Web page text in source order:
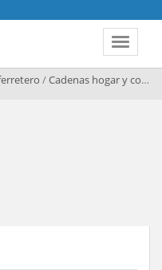
Toggle
/Cadenas hogar y construccion